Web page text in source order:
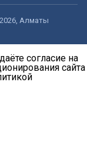
Алматы
согласие на
сайта